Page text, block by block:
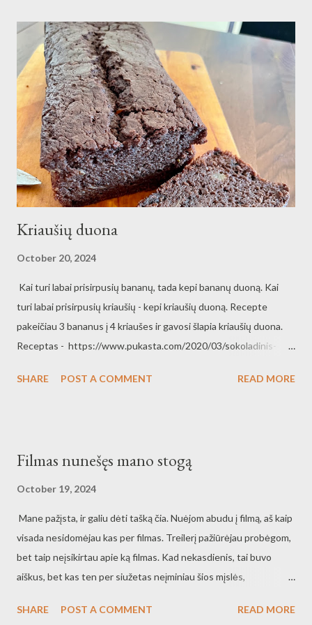
Kriaušių duona
October 20, 2024
Kai turi labai prisirpusių bananų, tada kepi bananų duoną. Kai
turi labai prisirpusių kriaušių - kepi kriaušių duoną. Recepte
pakeičiau 3 bananus į 4 kriaušes ir gavosi šlapia kriaušių duona.
Receptas - https://www.pukasta.com/2020/03/sokoladinis-
SHARE
POST A COMMENT READ MORE
Filmas nunešęs mano stogą
October 19, 2024
Mane pažįsta, ir galiu dėti tašką čia. Nuėjom abudu į filmą, aš kaip
visada nesidomėjau kas per filmas. Treilerį pažiūrėjau probėgom,
bet taip neįsikirtau apie ką filmas. Kad nekasdienis, tai buvo
aiškus, bet kas ten per siužetas neįminiau šios mįslės,
neprisipildo pilna salė. Bet yra, yra žiūrovų. Na ir prasideda
SHARE POST A COMMENT READ MORE